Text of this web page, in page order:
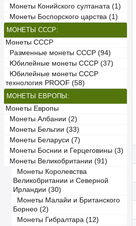
Монеты Конийского султаната (1)
Монеты Боспорского царства (1)
МОНЕТЫ СССР:
Монеты СССР
Разменные монеты СССР (94)
Юбилейные монеты СССР (37)
Юбилейные монеты СССР
технология PROOF (58)
МОНЕТЫ ЕВРОПЫ:
Монеты Европы
Монеты Албании (2)
Монеты Бельгии (33)
Монеты Беларуси (7)
Монеты Боснии и Герцеговины (3)
Монеты Великобритании (91)
Монеты Королевства
Великобритании и Северной
Ирландии (30)
Монеты Малайи и Британского
Борнео (2)
Монеты Гибралтара (12)